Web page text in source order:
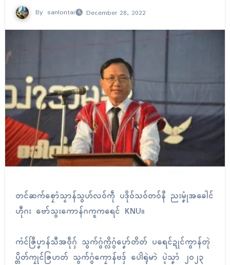
By sanlontai December 28, 2022
တၚ်ဆက်စၠောံသၟာန်သွဟ်လဝ်ကဵု ပဒိုဝ်သဝ်တဝ်နဳ ညးမၞုံအခေါၚ်
ဟီုဂး ဗော်သွးကောန်ဂကူကရေၚ် KNU။
ကံၚ်ဇြဳပၞာန်သီအဝဵုဂှ် သွက်ဂွံက္လိဂွံပၞော်တိတ် ပရေၚ်ဍုၚ်ကွာန်တုဲ
ပ္တိတ်ကၠုၚ်ဇြဟတ် သွက်ဂွံကၠောန်ဗဒှ် ပေါဲရုဲမာဲ ပ္ဍဲသၞာံ ၂၀၂၃